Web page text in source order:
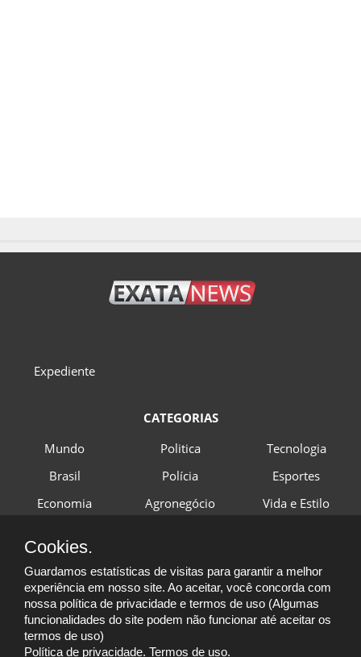
Expediente
CATEGORIAS
Mundo
Politica
Tecnologia
Brasil
Polícia
Esportes
Economia
Agronegócio Vida e Estilo
ACOMPANHE-NOS NAS REDES SOCIAIS
@exatanewsoficial
@exatanewsoficial
@exatanewsoficial
Cookies.
Guardamos estatísticas de visitas para garantir a melhor
experiência em nosso site. Ao aceitar, você concorda com
nossa política de privacidade e termos de uso (Algumas
funcionalidades do site podem não funcionar até aceitar os
termos de uso)
Política de privacidade. Termos de uso.